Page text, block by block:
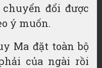
đổi được
ý muốn.
Ma đặt toàn bộ
của ngài rồi